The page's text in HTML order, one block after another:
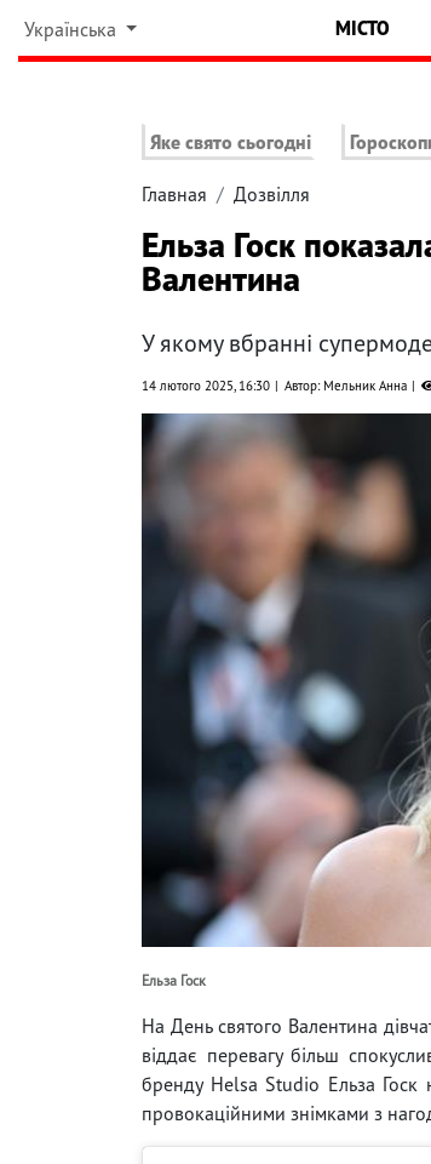
Українська МІСТО
Яке свято сьогодні
Главная Дозвілля
Ельза Госк
Валентина
У якому вбранні
14 лютого 2025, 16:30 Автор: Мельник Анна
Ельза Госк
На День святого Валентина
віддає перевагу більш
бренду Helsa Studio Ельза Госк
провокаційними знімками з